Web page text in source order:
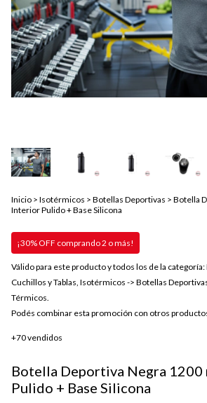
Inicio > Isotérmicos > Botellas Deportivas > Botella
Interior Pulido + Base Silicona
¡30% OFF comprando 2 o más!
Válido para este producto y todos los de la categoría:
Cuchillos y Tablas, Isotérmicos -> Botellas
Térmicos.
Podés combinar esta promoción con otros
+70 vendidos
Botella Deportiva Negra
Pulido + Base Silicona